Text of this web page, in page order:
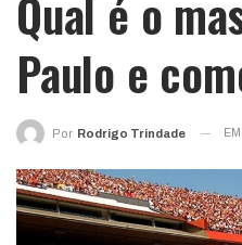
Qual é o
Paulo e
Por Rodrigo Trindade EM